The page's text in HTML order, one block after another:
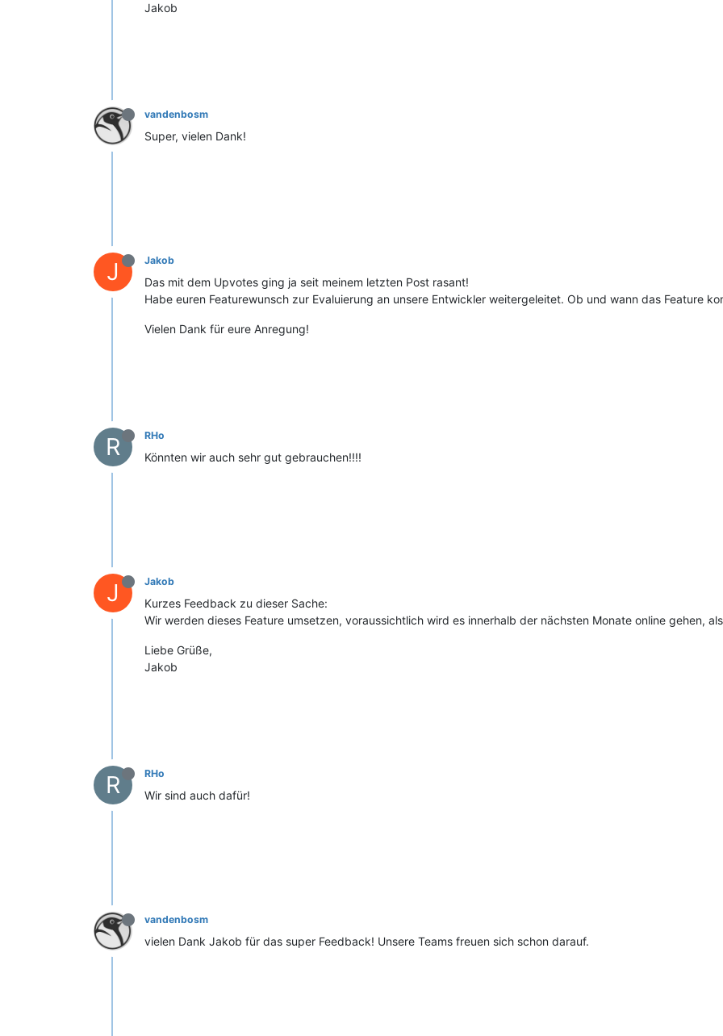
Jakob
vandenbosm
Super, vielen Dank!
J Jakob
Das mit dem Upvotes ging ja seit meinem letzten Post rasant!
Habe euren Featurewunsch zur Evaluierung an unsere Entwickler weitergeleitet. Ob und wann das Feature
Vielen Dank für eure Anregung!
R RHo
Könnten wir auch sehr gut gebrauchen!!!!
J Jakob
Kurzes Feedback zu dieser Sache:
Wir werden dieses Feature umsetzen, voraussichtlich wird es innerhalb der nächsten Monate online gehen,
Liebe Grüße,
Jakob
R RHo
Wir sind auch dafür!
vandenbosm
vielen Dank Jakob für das super Feedback! Unsere Teams freuen sich schon darauf.